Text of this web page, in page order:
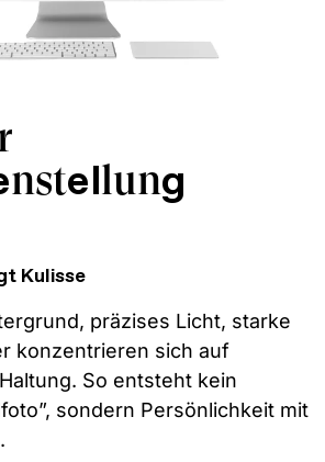
nstellung
Kulisse
präzises Licht, starke
konzentrieren sich auf
So entsteht kein
sondern Persönlichkeit mit